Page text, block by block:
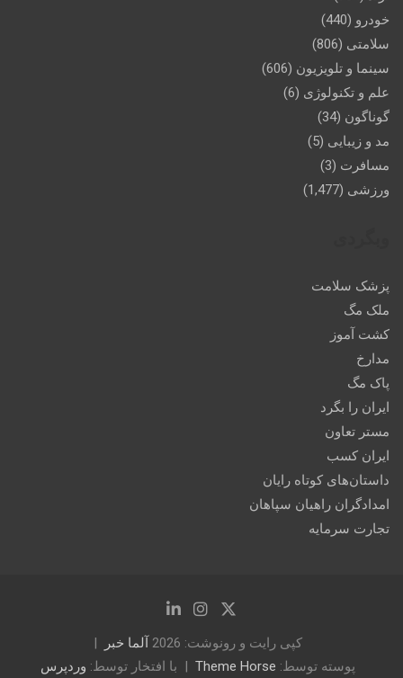
خودرو (440)
سلامتی (806)
سینما و تلویزیون (606)
علم و تکنولوژی (6)
گوناگون (34)
مد و زیبایی (5)
مسافرت (3)
ورزشی (1,477)
پزشک سلامت
ملک مگ
کشت آموز
مدارخ
پاک مگ
ایران را بگرد
مستر تعاون
ایران کسب
داستان‌های کوتاه رایان
امدادگران راهیان سپاهان
تجارت سرمایه
کپی رایت و رونوشت: 2026
آلما خبر
پوسته توسط: Theme Horse با افتخار توسط: وردپرس